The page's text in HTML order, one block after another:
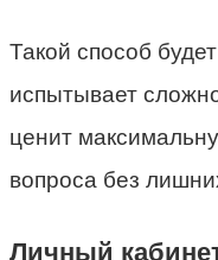
Такой способ
испытывает
ценит
вопроса без
Личный